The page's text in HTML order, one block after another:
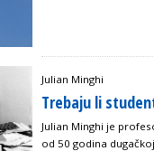
Julian Minghi
Trebaju li
Julian Minghi je
od 50 godina